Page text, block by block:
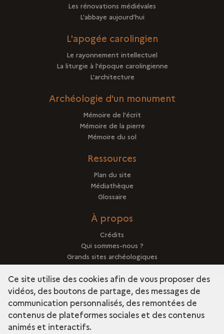
Les rénovations médiévales
L'abbaye aujourd'hui
L'apogée carolingien
Le rayonnement intellectuel
La liturgie à l'époque carolingienne
L'architecture
Archéologie d'un monument
Mémoire de l'écrit
Mémoire de la pierre
Mémoire du sol
Ressources
Plan du site
Médiathèque
Glossaire
À propos
Crédits
Qui sommes-nous ?
Grands sites archéologiques
Mentions légales
Découvrir la collection
Ce site utilise des cookies afin de vous proposer des
vidéos, des boutons de partage, des messages de
communication personnalisés, des remontées de
contenus de plateformes sociales et des contenus
animés et interactifs.